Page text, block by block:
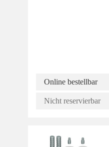
Online bestellbar
Nicht reservierbar